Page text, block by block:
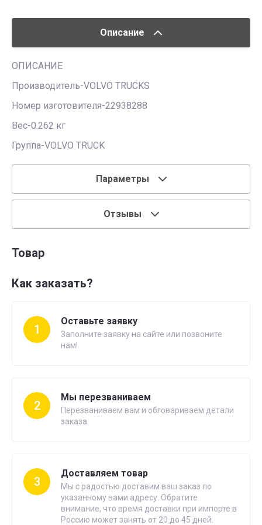
Описание
ОПИСАНИЕ
Производитель-VOLVO TRUCKS
Номер изготовителя-22938288
Вес-0.262 кг
Группа-VOLVO TRUCK
Параметры
Отзывы
Товар
Как заказать?
1
Оставьте заявку
Заполните заявку на сайте или позвоните
нам!
2
Мы перезваниваем
Перезваниваем вам и обговариваем детали
заказа.
3
Доставляем товар
Мы с радостью доставим ваш заказ по
указанному вами адресу. Обратите
внимание, что время доставки при импорте в
Россию может занять от 20 до 45 дней.